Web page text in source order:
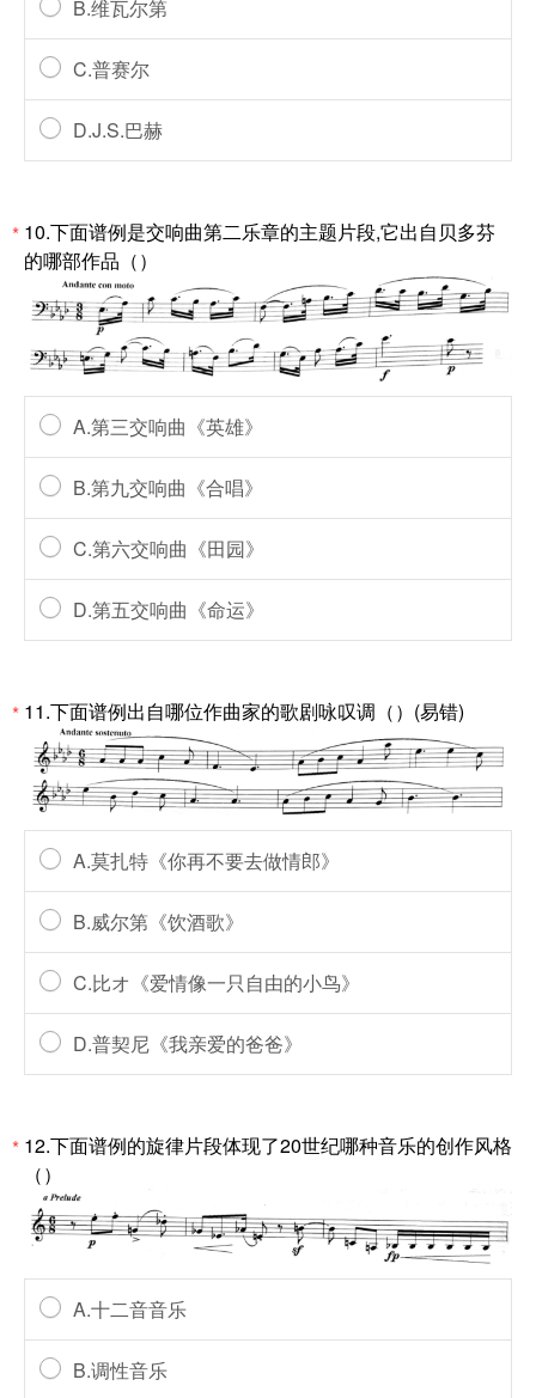
B.维瓦尔第
C.普赛尔
D.J.S.巴赫
* 10.下面谱例是交响曲第二乐章的主题片段,它出自贝多芬
的哪部作品（）
A.第三交响曲《英雄》
B.第九交响曲《合唱》
C.第六交响曲《田园》
D.第五交响曲《命运》
* 11.下面谱例出自哪位作曲家的歌剧咏叹调（）(易错)
A.莫扎特《你再不要去做情郎》
B.威尔第《饮酒歌》
C.比オ《爱情像一只自由的小鸟》
D.普契尼《我亲爱的爸爸》
* 12.下面谱例的旋律片段体现了20世纪哪种音乐的创作风格
（）
A.十二音音乐
B.调性音乐